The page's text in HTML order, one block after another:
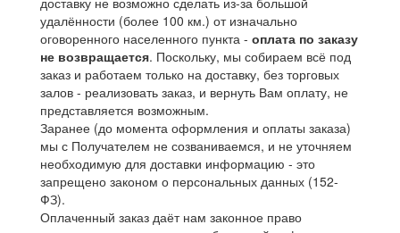
удалённости (более 100 км.) от изначально
оговоренного населенного пункта - оплата по заказу
не возвращается. Поскольку, мы собираем всё под
заказ и работаем только на доставку, без торговых
залов - реализовать заказ, и вернуть Вам оплату, не
представляется возможным.
Заранее (до момента оформления и оплаты заказа)
мы с Получателем не созваниваемся, и не уточняем
необходимую для доставки информацию - это
запрещено законом о персональных данных (152-
ФЗ).
Оплаченный заказ даёт нам законное право